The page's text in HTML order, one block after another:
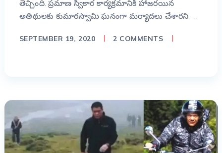
తెచ్చింది. ప్రమాణ స్వీకార కార్యక్రమానికి హాజరయిన
అతిథులకు కుమారస్వామి ఘనంగా మర్యాదలు చేశారని, …
SEPTEMBER 19, 2020 2 COMMENTS